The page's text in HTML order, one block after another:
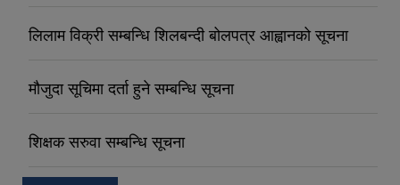
लिलाम विक्री सम्बन्धि शिलबन्दी बोलपत्र आह्वानको सूचना
मौजुदा सूचिमा दर्ता हुने सम्बन्धि सूचना
शिक्षक सरुवा सम्बन्धि सूचना